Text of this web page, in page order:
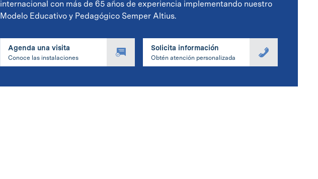
internacional con más de 65 años de experiencia implementando nuestro
Modelo Educativo y Pedagógico Semper Altius.
Agenda una visita
Conoce las instalaciones
Solicita información
Obtén atención personalizada